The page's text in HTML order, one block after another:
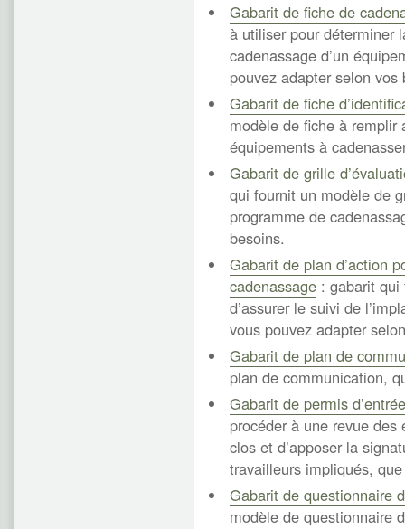
Gabarit de fiche de
à utiliser pour déterminer
cadenassage d’un
pouvez adapter selon vos
Gabarit de fiche
modèle de fiche à remplir
équipements à
Gabarit de grille
qui fournit un modèle de
programme de
besoins.
Gabarit de plan d’action
cadenassage : gabarit qui
d’assurer le suivi de
vous pouvez adapter
Gabarit de plan de
plan de communication,
Gabarit de permis
procéder à une revue des
clos et d’apposer la
travailleurs impliqués,
Gabarit de questionnaire
modèle de questionnaire